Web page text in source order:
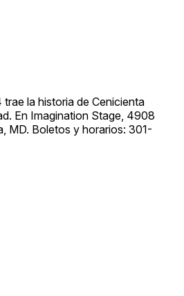
la historia de Cenicienta
En Imagination Stage, 4908
MD. Boletos y horarios: 301-